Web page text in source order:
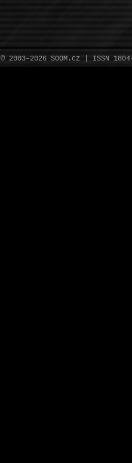
© 2003–2026 SOOM.cz | ISSN